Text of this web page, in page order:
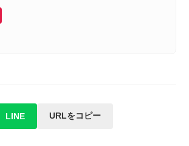
LINE URLをコピー